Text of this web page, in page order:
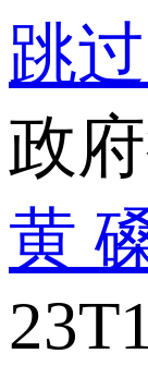
跳
政
黄